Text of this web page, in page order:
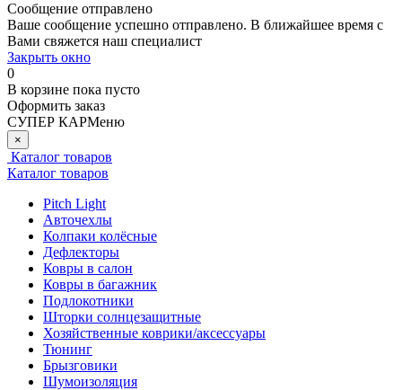
Сообщение отправлено
Ваше сообщение успешно отправлено. В ближайшее время с
Вами свяжется наш специалист
Закрыть окно
0
В корзине пока пусто
Оформить заказ
СУПЕР КАРМеню
×
Каталог товаров
Каталог товаров
Pitch Light
Авточехлы
Колпаки колёсные
Дефлекторы
Ковры в салон
Ковры в багажник
Подлокотники
Шторки солнцезащитные
Хозяйственные коврики/аксессуары
Тюнинг
Брызговики
Шумоизоляция